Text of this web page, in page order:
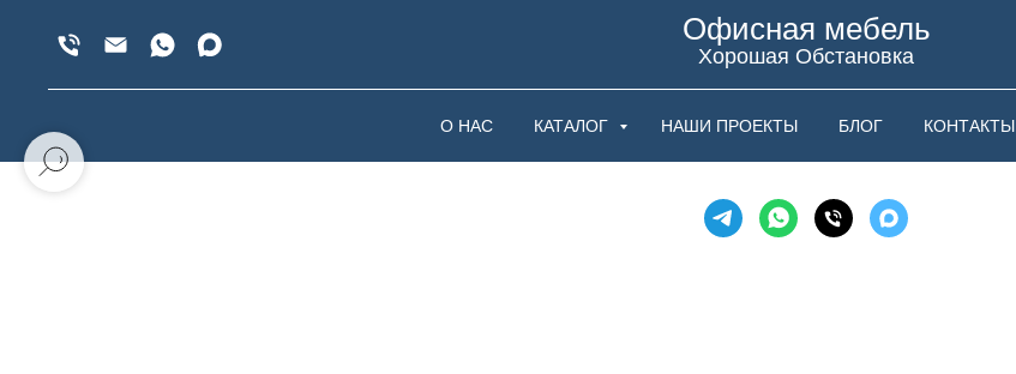
Офисная мебель
Хорошая Обстановка
О НАС КАТАЛОГ НАШИ ПРОЕКТЫ БЛОГ КОНТАКТЫ